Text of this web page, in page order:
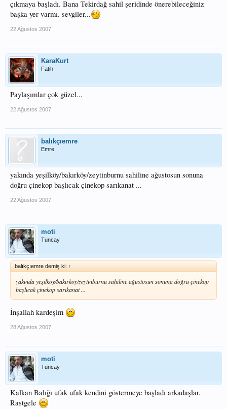
çıkmaya başladı. Bana Tekirdağ sahil şeridinde önerebileceğiniz
başka yer varmı. sevgiler...
22 Ağustos 2007
KaraKurt
Fatih
Paylaşımlar çok güzel...
22 Ağustos 2007
balıkçıemre
Emre
yakında yeşilköy/bakırköy/zeytinburnu sahiline ağustosun sonuna
doğru çinekop başlıcak çinekop sarıkanat ...
22 Ağustos 2007
moti
Tuncay
balıkçıemre demiş ki: ↑
yakında yeşilköy/bakırköy/zeytinburnu sahiline ağustosun sonuna doğru çinekop
başlıcak çinekop sarıkanat ...
İnşallah kardeşim
28 Ağustos 2007
moti
Tuncay
Kalkan Balığı ufak ufak kendini göstermeye başladı arkadaşlar.
Rastgele